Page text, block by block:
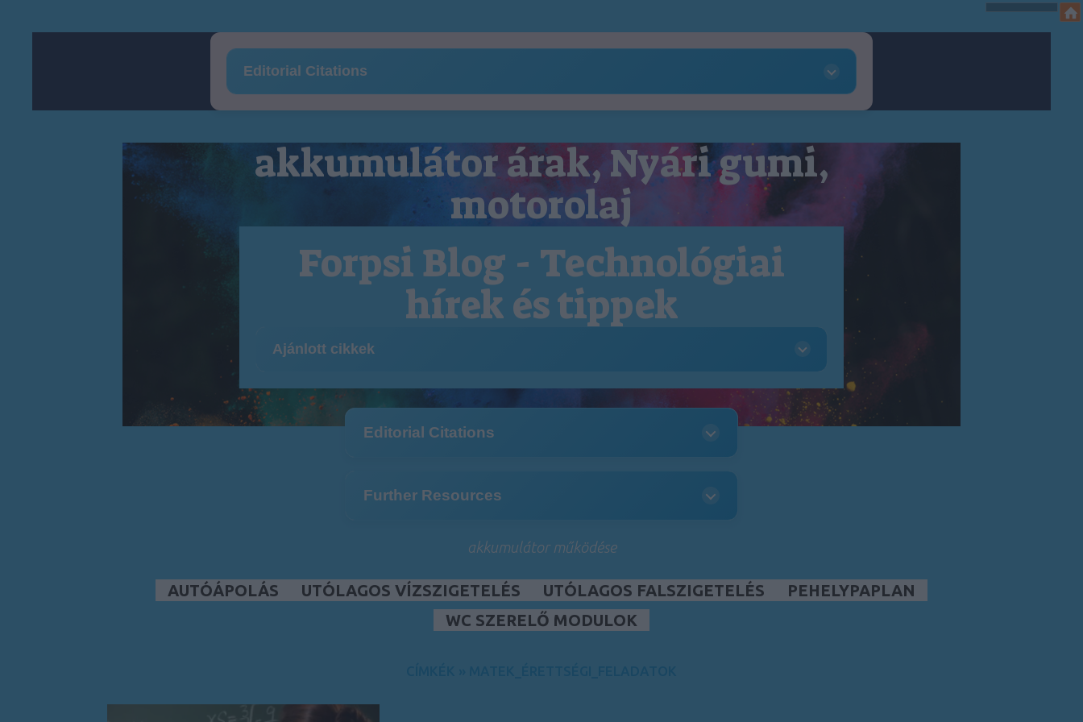
Editorial Citations
akkumulátor árak, Nyári gumi,
motorolaj
Forpsi Blog - Technológiai
hírek és tippek
Ajánlott cikkek
Editorial Citations
Further Resources
akkumulátor működése
AUTÓÁPOLÁS UTÓLAGOS VÍZSZIGETELÉS UTÓLAGOS FALSZIGETELÉS
PEHELYPAPLAN
WC SZERELŐ MODULOK